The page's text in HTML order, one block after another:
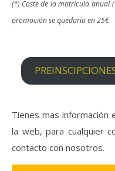
(*) Coste de la matricula anual
promoción se quedaría en 25€
Tienes mas información
la web, para cualquier
contacto con nosotros.